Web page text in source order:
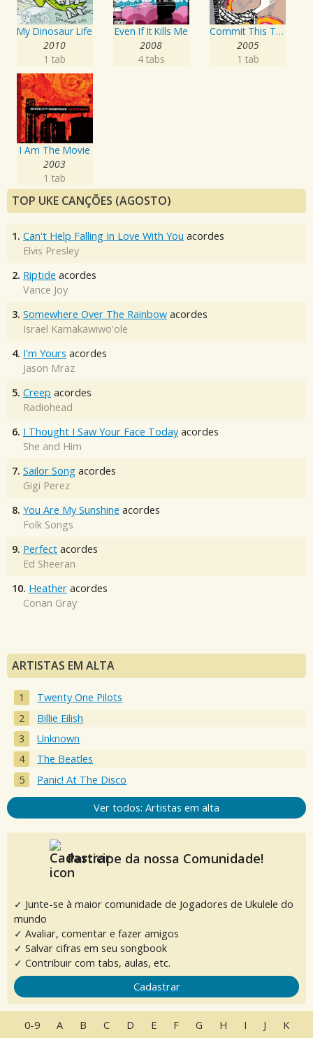
My Dinosaur Life
2010
1 tab
Even If It Kills Me
2008
4 tabs
Commit This To Memory
2005
1 tab
I Am The Movie
2003
1 tab
TOP UKE CANÇÕES (AGOSTO)
1. Can't Help Falling In Love With You acordes
Elvis Presley
2. Riptide acordes
Vance Joy
3. Somewhere Over The Rainbow acordes
Israel Kamakawiwo'ole
4. I'm Yours acordes
Jason Mraz
5. Creep acordes
Radiohead
6. I Thought I Saw Your Face Today acordes
She and Him
7. Sailor Song acordes
Gigi Perez
8. You Are My Sunshine acordes
Folk Songs
9. Perfect acordes
Ed Sheeran
10. Heather acordes
Conan Gray
ARTISTAS EM ALTA
Twenty One Pilots
Billie Eilish
Unknown
The Beatles
Panic! At The Disco
Ver todos: Artistas em alta
Participe da nossa Comunidade!
✓ Junte-se à maior comunidade de Jogadores de Ukulele do
mundo
✓ Avaliar, comentar e fazer amigos
✓ Salvar cifras em seu songbook
✓ Contribuir com tabs, aulas, etc.
Cadastrar
0-9 A B C D E F G H I J K